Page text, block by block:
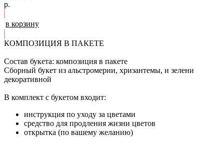
р.
в корзину
КОМПОЗИЦИЯ В ПАКЕТЕ
Состав букета: композиция в пакете
Сборный букет из альстромерии, хризантемы, и зелени
декоративной
В комплект с букетом входит:
инструкция по уходу за цветами
средство для продления жизни цветов
открытка (по вашему желанию)